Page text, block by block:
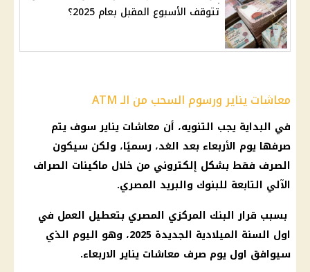
تتوقف الأسبوع المقبل بعام 2025؟
معاشات يناير ورسوم السحب من الـ ATM
في البداية يجب التنويه، أن معاشات ينايرسوف يتم
صرفها يوم الأربعاء بعد الغد، رسميًا، ولكن سيكون
الصرف فقط بشكل إلكتروني من خلال ماكينات الصراف
الآلي التابعة للبنوك والبريد المصري.
بسبب قرار البنك المركزي المصري بتعطيل العمل في
اول السنة الميلادية الجديدة اليوم الذي
سيوافق اول يوم صرف معاشات ينايرالاربعاء.